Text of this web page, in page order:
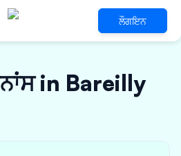
ਲੌਗਇਨ
in Bareilly